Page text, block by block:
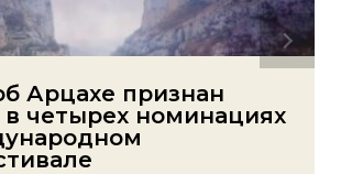
Арцахе признан
четырех номинациях